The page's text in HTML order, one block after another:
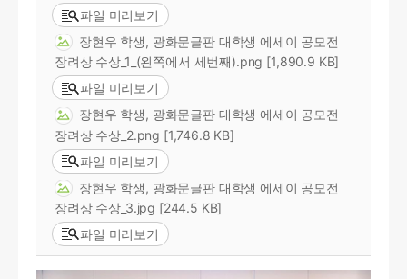
파일 미리보기
장현우 학생, 광화문글판 대학생 에세이 공모전
장려상 수상_1_(왼쪽에서 세번째).png [1,890.9 KB]
파일 미리보기
장현우 학생, 광화문글판 대학생 에세이 공모전
장려상 수상_2.png [1,746.8 KB]
파일 미리보기
장현우 학생, 광화문글판 대학생 에세이 공모전
장려상 수상_3.jpg [244.5 KB]
파일 미리보기